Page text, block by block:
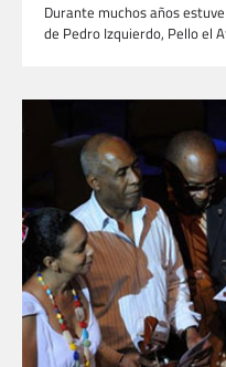
Durante muchos años
de Pedro Izquierdo, Pello el